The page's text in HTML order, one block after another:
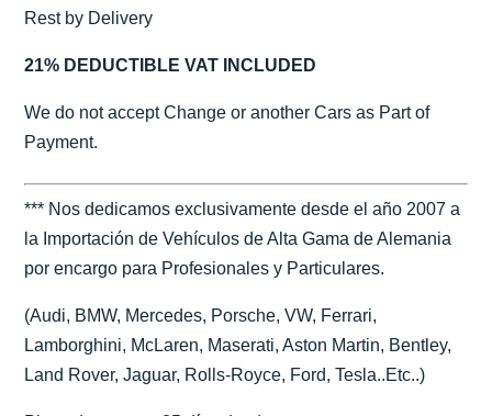
Rest by Delivery
21% DEDUCTIBLE VAT INCLUDED
We do not accept Change or another Cars as Part of
Payment.
*** Nos dedicamos exclusivamente desde el año 2007 a
la Importación de Vehículos de Alta Gama de Alemania
por encargo para Profesionales y Particulares.
(Audi, BMW, Mercedes, Porsche, VW, Ferrari,
Lamborghini, McLaren, Maserati, Aston Martin, Bentley,
Land Rover, Jaguar, Rolls-Royce, Ford, Tesla..Etc..)